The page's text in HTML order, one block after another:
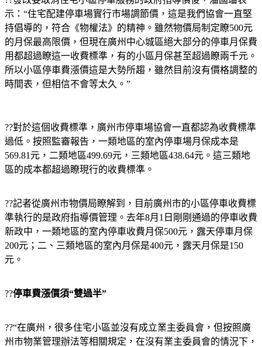
示：“住宅配建停車場實行市場調節價，這是我們協會一直堅
持倡導的，符合《物權法》的精神。雖然物價局制定瞭500元
的月保最高限價，但現在廣州中心城區絕大部分的停車月保費
用都超過瞭這一收費標準，有的小區月保甚至超過瞭兩千元。
所以小區停車費漲價這是大勢所趨，雖然目前沒有價格調整的
時間表，但相信不會等太久。”
??對於這個收費標準，廣州市停車場協會一直都認為收費標準
過低。按照監審報告，一類地區的室內停車場月保成本是
569.81元，二類地區499.69元，三類地區438.64元。這三類地
區的成本都超過瞭現行的收費標準。
??記者從廣州市物價局瞭解到，目前廣州市的小區停車收費標
準執行的是政府指導價管理。去年8月1日剛剛通過的停車收費
新政中，一類地區的室內停車收費月保500元，露天停車月保
200元；二、三類地區的室內月保是400元，露天月保是150
元。
??停車費漲價須“雙過半”
??“在廣州，很多住宅小區並沒有成立業主委員會，但按照廣
州市物業管理辦法等相關規定，在沒有業主委員會的情況下，